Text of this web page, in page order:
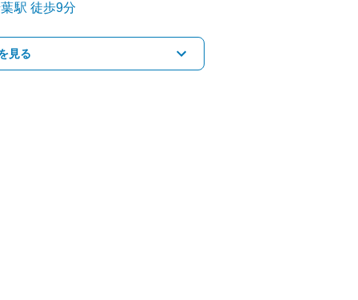
駅 徒歩9分
見る